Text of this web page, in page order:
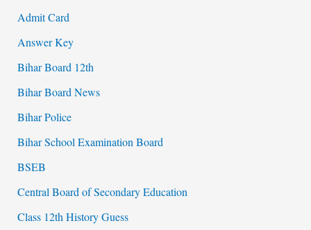
Admit Card
Answer Key
Bihar Board 12th
Bihar Board News
Bihar Police
Bihar School Examination Board
BSEB
Central Board of Secondary Education
Class 12th History Guess